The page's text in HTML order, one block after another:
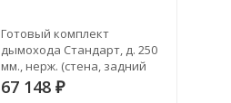
Готовый комплект
дымохода Стандарт, д. 250
мм., нерж. (стена, задний
выход)
67 148 ₽